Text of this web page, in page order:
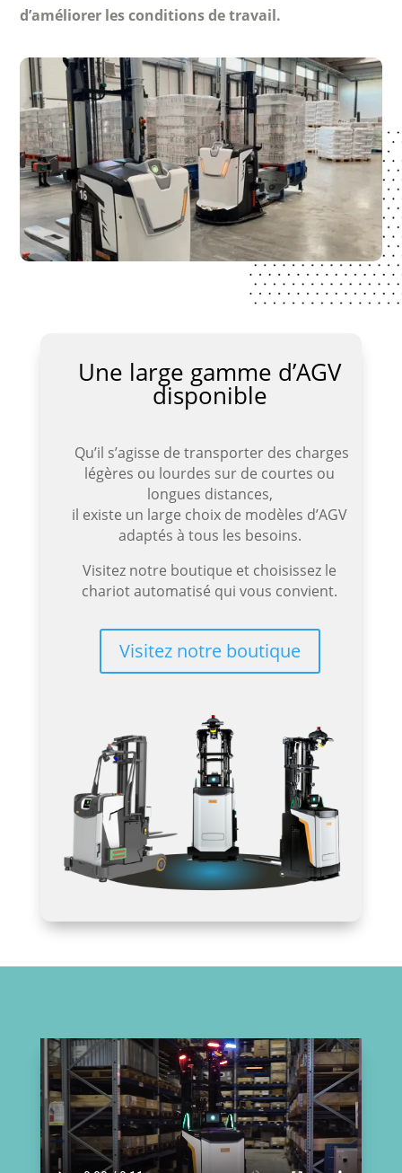
d’améliorer les conditions de travail.
Une large gamme d’AGV
disponible
Qu’il s’agisse de transporter des charges
légères ou lourdes sur de courtes ou
longues distances,
il existe un large choix de modèles d’AGV
adaptés à tous les besoins.
Visitez notre boutique et choisissez le
chariot automatisé qui vous convient.
Visitez notre boutique